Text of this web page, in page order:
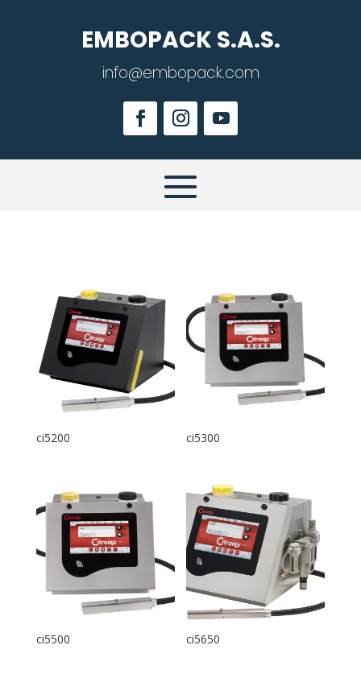
EMBOPACK S.A.S.
info@embopack.com
Estas viendo la Categoría:E-packaging
ci5200 ci5300
ci5500 ci5650